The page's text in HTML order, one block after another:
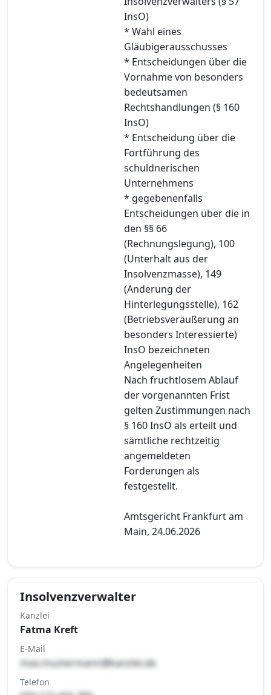
InsO)
* Wahl eines
Gläubigerausschusses
* Entscheidungen über die
Vornahme von besonders
bedeutsamen
Rechtshandlungen (§ 160
InsO)
* Entscheidung über die
Fortführung des
schuldnerischen
Unternehmens
* gegebenenfalls
Entscheidungen über die in
den §§ 66
(Rechnungslegung), 100
(Unterhalt aus der
Insolvenzmasse), 149
(Änderung der
Hinterlegungsstelle), 162
(Betriebsveräußerung an
besonders Interessierte)
InsO bezeichneten
Angelegenheiten
Nach fruchtlosem Ablauf
der vorgenannten Frist
gelten Zustimmungen nach
§ 160 InsO als erteilt und
sämtliche rechtzeitig
angemeldeten
Forderungen als
festgestellt.
Amtsgericht Frankfurt am
Main, 24.06.2026
Insolvenzverwalter
Kanzlei
Fatma Kreft
E-Mail
max.mustermann@kanzlei.de
Telefon